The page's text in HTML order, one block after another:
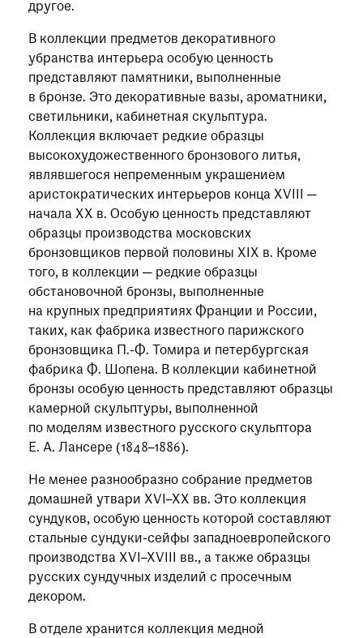
другое.
В коллекции предметов декоративного
убранства интерьера особую ценность
представляют памятники, выполненные
в бронзе. Это декоративные вазы, ароматники,
светильники, кабинетная скульптура.
Коллекция включает редкие образцы
высокохудожественного бронзового литья,
являвшегося непременным украшением
аристократических интерьеров конца XVIII —
начала ХХ в. Особую ценность представляют
образцы производства московских
бронзовщиков первой половины XIX в. Кроме
того, в коллекции — редкие образцы
обстановочной бронзы, выполненные
на крупных предприятиях Франции и России,
таких, как фабрика известного парижского
бронзовщика П.-Ф. Томира и петербургская
фабрика Ф. Шопена. В коллекции кабинетной
бронзы особую ценность представляют образцы
камерной скульптуры, выполненной
по моделям известного русского скульптора
Е. А. Лансере (1848–1886).
Не менее разнообразно собрание предметов
домашней утвари XVI–XX вв. Это коллекция
сундуков, особую ценность которой составляют
стальные сундуки-сейфы западноевропейского
производства XVI–XVIII вв., а также образцы
русских сундучных изделий с просечным
декором.
В отделе хранится коллекция медной